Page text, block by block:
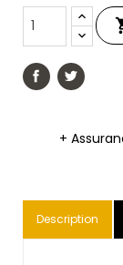
+
Description